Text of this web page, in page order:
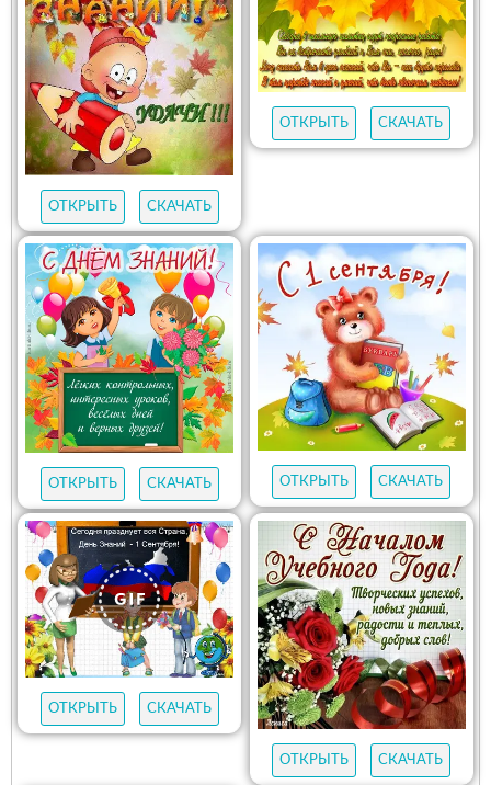
ОТКРЫТЬ СКАЧАТЬ
ОТКРЫТЬ СКАЧАТЬ
ОТКРЫТЬ СКАЧАТЬ ОТКРЫТЬ СКАЧАТЬ
ОТКРЫТЬ СКАЧАТЬ
ОТКРЫТЬ СКАЧАТЬ